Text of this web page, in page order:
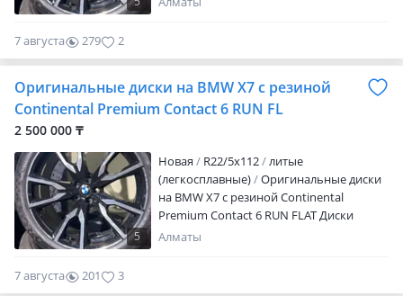
накладная, фиск. Чек. Доставка по
Алматы бесплатно! Отправка по РК и
СНГ! А так же в наличии имеются шины
7 августа 279 2
Оригинальные диски на BMW X7 с резиной
Continental Premium Contact 6 RUN FL
2 500 000 ₸
5
Новая R22/5x112
литые
(легкосплавные)
Оригинальные диски
на BMW X7 с резиной Continental
Premium Contact 6 RUN FLAT Диски
новые. Комплект 4 шт. Цена с резиной 3
Алматы
7 августа 201 3